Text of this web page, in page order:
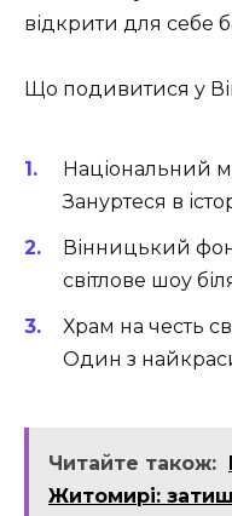
відкрити для себе
Що подивитися у
Національний
Зануртеся в
Вінницький
світлове шоу
Храм на честь
Один з
Читайте також:
Житомирі: